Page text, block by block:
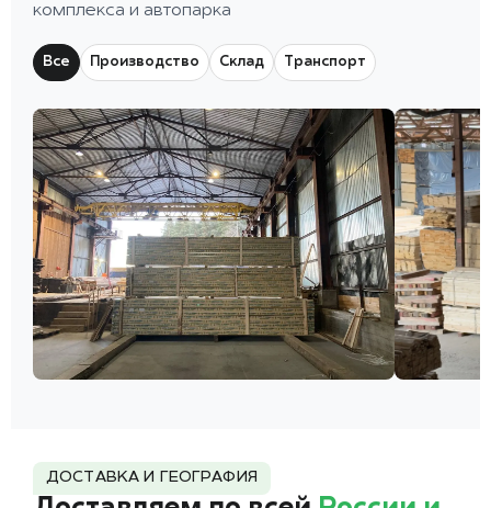
комплекса и автопарка
Все Производство Склад Транспорт
ДОСТАВКА И ГЕОГРАФИЯ